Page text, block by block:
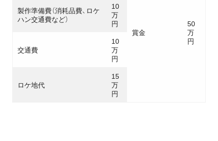
賞金
50
万
円
製作準備費（消耗品費、ロケ
ハン交通費など）
10
万
円
交通費
10
万
円
ロケ地代
15
万
円